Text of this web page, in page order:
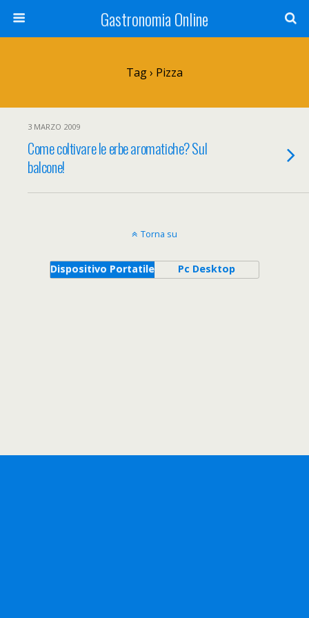
Gastronomia Online
Tag › Pizza
3 MARZO 2009
Come coltivare le erbe aromatiche? Sul
balcone!
Torna su
Dispositivo Portatile Pc Desktop